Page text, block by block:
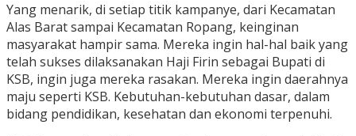
Yang menarik, di setiap titik kampanye, dari Kecamatan
Alas Barat sampai Kecamatan Ropang, keinginan
masyarakat hampir sama. Mereka ingin hal-hal baik yang
telah sukses dilaksanakan Haji Firin sebagai Bupati di
KSB, ingin juga mereka rasakan. Mereka ingin daerahnya
maju seperti KSB. Kebutuhan-kebutuhan dasar, dalam
bidang pendidikan, kesehatan dan ekonomi terpenuhi.